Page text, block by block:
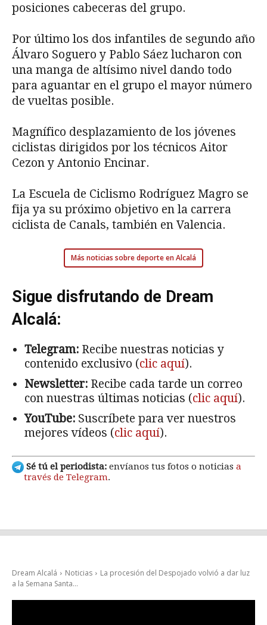
posiciones cabeceras del grupo.
Por último los dos infantiles de segundo año
Álvaro Soguero y Pablo Sáez lucharon con
una manga de altísimo nivel dando todo
para aguantar en el grupo el mayor número
de vueltas posible.
Magnífico desplazamiento de los jóvenes
ciclistas dirigidos por los técnicos Aitor
Cezon y Antonio Encinar.
La Escuela de Ciclismo Rodríguez Magro se
fija ya su próximo objetivo en la carrera
ciclista de Canals, también en Valencia.
Más noticias sobre deporte en Alcalá
Sigue disfrutando de Dream
Alcalá:
Telegram: Recibe nuestras noticias y
contenido exclusivo (clic aquí).
Newsletter: Recibe cada tarde un correo
con nuestras últimas noticias (clic aquí).
YouTube: Suscríbete para ver nuestros
mejores vídeos (clic aquí).
Sé tú el periodista: envíanos tus fotos o noticias a
través de Telegram.